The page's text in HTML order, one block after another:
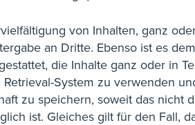
von Inhalten, ganz
an Dritte. Ebenso ist es
die Inhalte ganz oder in
System zu verwenden
zu speichern, soweit das nicht
ist. Gleiches gilt für den Fall,